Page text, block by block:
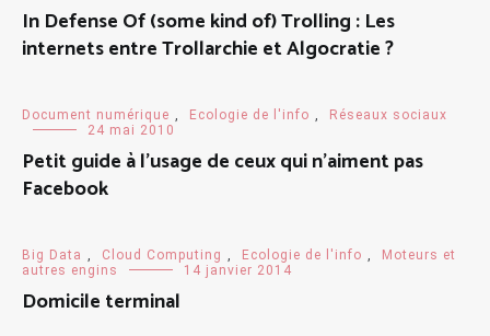
In Defense Of (some kind of) Trolling : Les
internets entre Trollarchie et Algocratie ?
Document numérique , Ecologie de l'info ,
Réseaux sociaux
24 mai 2010
Petit guide à l’usage de ceux qui n’aiment pas
Facebook
Big Data , Cloud Computing , Ecologie de l'info ,
Moteurs et
autres engins
14 janvier 2014
Domicile terminal